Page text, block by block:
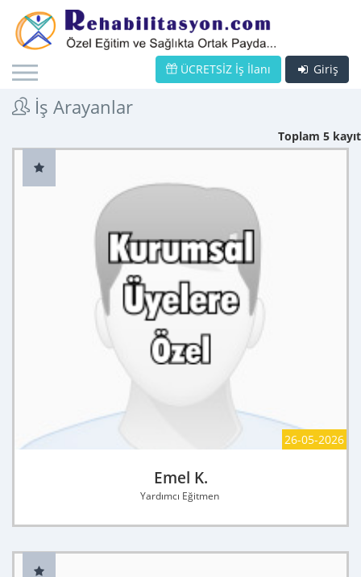
Giriş
ÜCRETSİZ İş İlanı
İş Arayanlar
Toplam 5 kayıt
26-05-2026
Emel K.
Yardımcı Eğitmen